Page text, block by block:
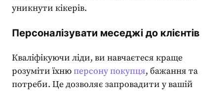
уникнути кікерів.
Персоналізувати меседжі до клієнтів
Кваліфікуючи ліди, ви навчаєтеся краще
розуміти їхню персону покупця, бажання та
потреби. Це дозволяє запровадити у вашій